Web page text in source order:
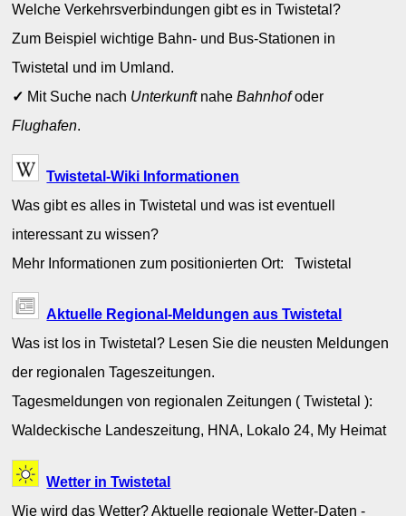
Welche Verkehrsverbindungen gibt es in Twistetal?
Zum Beispiel wichtige Bahn- und Bus-Stationen in
Twistetal und im Umland.
✓ Mit Suche nach UnterkunftnaheBahnhofoder
Flughafen.
Twistetal-Wiki Informationen
Was gibt es alles in Twistetal und was ist eventuell
interessant zu wissen?
Mehr Informationen zum positionierten Ort: Twistetal
Aktuelle Regional-Meldungen aus Twistetal
Was ist los in Twistetal? Lesen Sie die neusten Meldungen
der regionalen Tageszeitungen.
Tagesmeldungen von regionalen Zeitungen ( Twistetal ):
Waldeckische Landeszeitung, HNA, Lokalo 24, My Heimat
Wetter in Twistetal
Wie wird das Wetter? Aktuelle regionale Wetter-Daten -